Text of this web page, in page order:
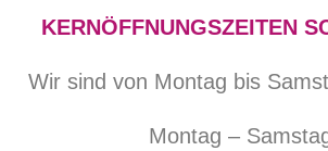
KERNÖFFNUNGSZEITEN
Wir sind von Montag bis
Montag –